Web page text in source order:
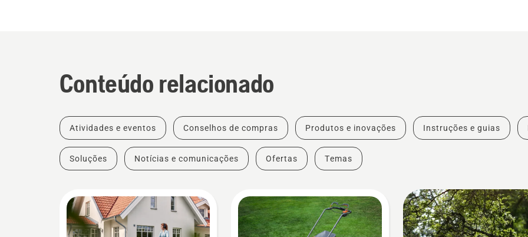
Conteúdo relacionado
Atividades e eventos Conselhos de compras Produtos e inovações Instruções e guias
Soluções Notícias e comunicações Ofertas Temas